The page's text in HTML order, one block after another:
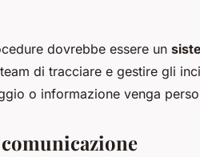
dovrebbe essere un
di tracciare e gestire gli
o informazione venga